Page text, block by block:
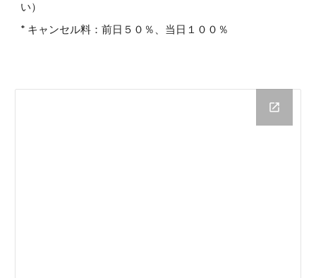
い）
* キャンセル料：前日５０％、当日１００％